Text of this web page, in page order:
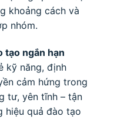
khoảng cách và
nhóm.
tạo ngắn hạn
kỹ năng, định
cảm hứng trong
tư, yên tĩnh – tận
hiệu quả đào tạo